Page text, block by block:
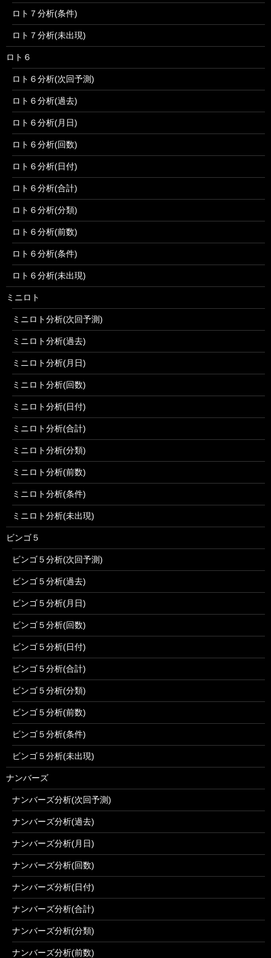
ロト７分析(条件)
ロト７分析(未出現)
ロト６
ロト６分析(次回予測)
ロト６分析(過去)
ロト６分析(月日)
ロト６分析(回数)
ロト６分析(日付)
ロト６分析(合計)
ロト６分析(分類)
ロト６分析(前数)
ロト６分析(条件)
ロト６分析(未出現)
ミニロト
ミニロト分析(次回予測)
ミニロト分析(過去)
ミニロト分析(月日)
ミニロト分析(回数)
ミニロト分析(日付)
ミニロト分析(合計)
ミニロト分析(分類)
ミニロト分析(前数)
ミニロト分析(条件)
ミニロト分析(未出現)
ビンゴ５
ビンゴ５分析(次回予測)
ビンゴ５分析(過去)
ビンゴ５分析(月日)
ビンゴ５分析(回数)
ビンゴ５分析(日付)
ビンゴ５分析(合計)
ビンゴ５分析(分類)
ビンゴ５分析(前数)
ビンゴ５分析(条件)
ビンゴ５分析(未出現)
ナンバーズ
ナンバーズ分析(次回予測)
ナンバーズ分析(過去)
ナンバーズ分析(月日)
ナンバーズ分析(回数)
ナンバーズ分析(日付)
ナンバーズ分析(合計)
ナンバーズ分析(分類)
ナンバーズ分析(前数)